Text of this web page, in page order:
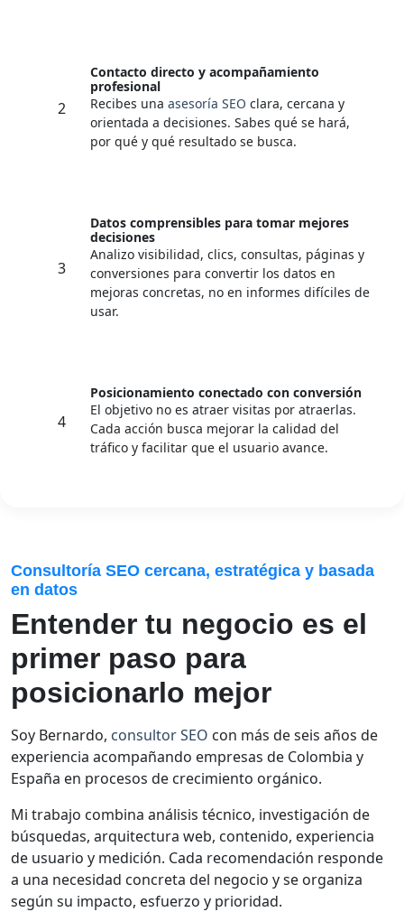
2
Contacto directo y acompañamiento
profesional
Recibes una asesoría SEO clara, cercana y
orientada a decisiones. Sabes qué se hará,
por qué y qué resultado se busca.
3
Datos comprensibles para tomar mejores
decisiones
Analizo visibilidad, clics, consultas, páginas y
conversiones para convertir los datos en
mejoras concretas, no en informes difíciles de
usar.
4
Posicionamiento conectado con conversión
El objetivo no es atraer visitas por atraerlas.
Cada acción busca mejorar la calidad del
tráfico y facilitar que el usuario avance.
Consultoría SEO cercana, estratégica y basada
en datos
Entender tu negocio es el
primer paso para
posicionarlo mejor
Soy Bernardo, consultor SEO con más de seis años de
experiencia acompañando empresas de Colombia y
España en procesos de crecimiento orgánico.
Mi trabajo combina análisis técnico, investigación de
búsquedas, arquitectura web, contenido, experiencia
de usuario y medición. Cada recomendación responde
a una necesidad concreta del negocio y se organiza
según su impacto, esfuerzo y prioridad.